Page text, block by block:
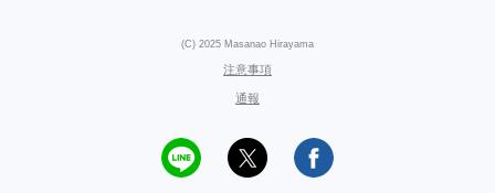
(C) 2025 Masanao Hirayama
注意事項
通報